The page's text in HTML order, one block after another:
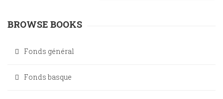
BROWSE BOOKS
Fonds général
Fonds basque